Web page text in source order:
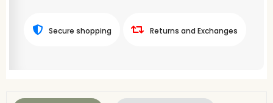
Secure shopping Returns and Exchanges